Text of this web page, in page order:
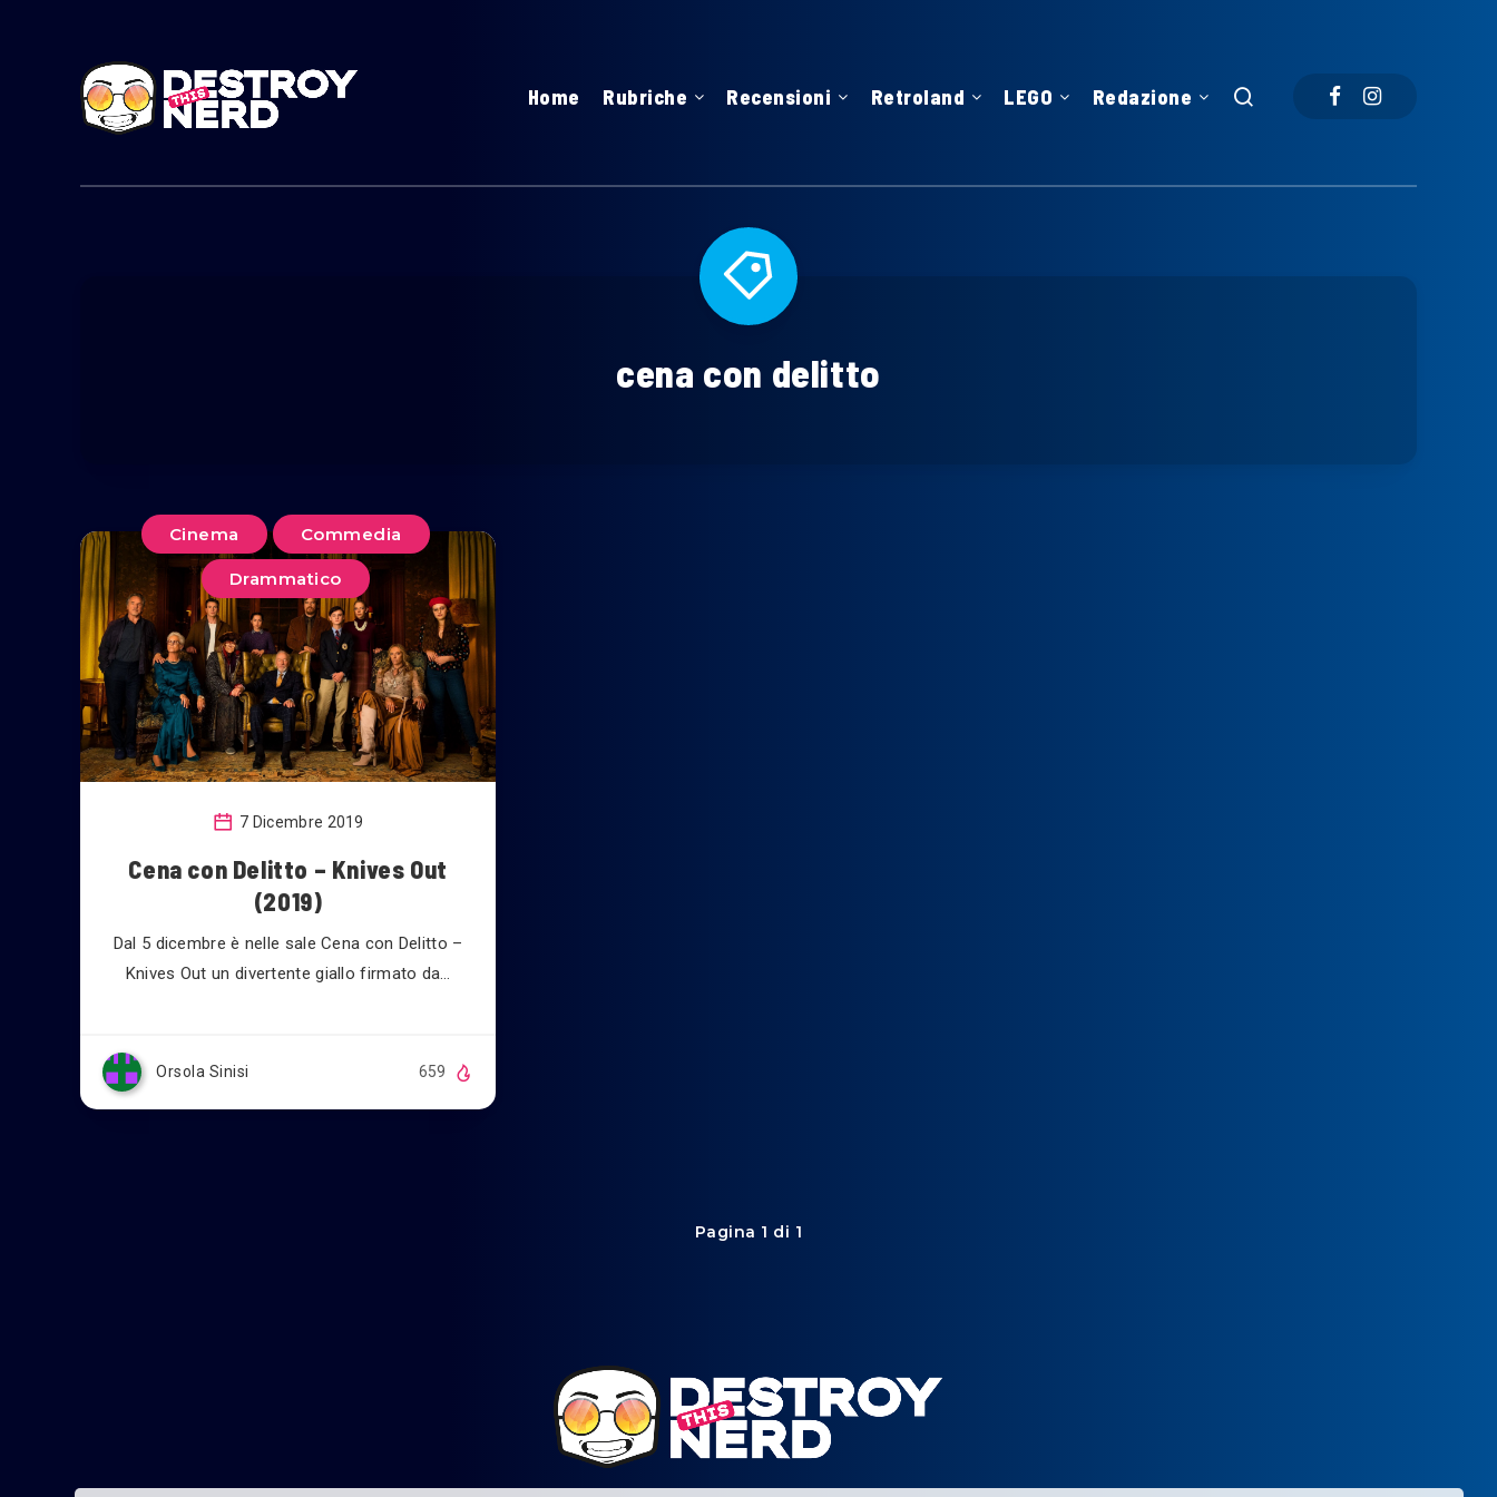
Home Rubriche Recensioni Retroland LEGO Redazione
cena con delitto
Cinema Commedia
Drammatico
7 Dicembre 2019
Cena con Delitto – Knives Out
(2019)
Dal 5 dicembre è nelle sale Cena con Delitto –
Knives Out un divertente giallo firmato da…
Orsola Sinisi 659
Pagina 1 di 1